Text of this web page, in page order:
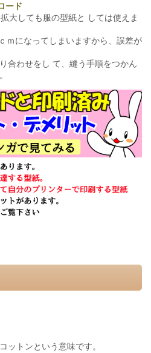
ード
大しても服の型紙と しては使えま
ｍになってしまいますから、誤差が
合わせをし て、縫う手順をつかん
トンという意味です。